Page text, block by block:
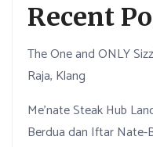
Recent
The One and ONLY
Raja, Klang
Me’nate Steak Hub
Berdua dan Iftar Nate-